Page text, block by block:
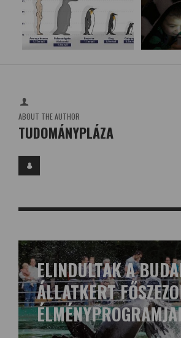
ABOUT THE AUTHOR
TUDOMÁNYPLÁZA
ELINDULTAK A
ÁLLATKERT